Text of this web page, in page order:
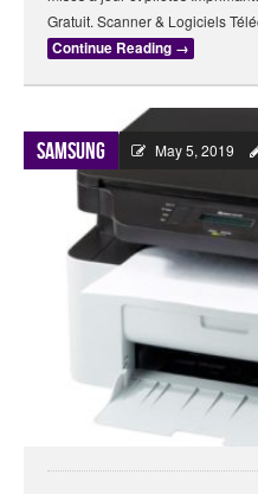
Gratuit. Scanner & Logiciels
Continue Reading →
Samsung May 5, 2019